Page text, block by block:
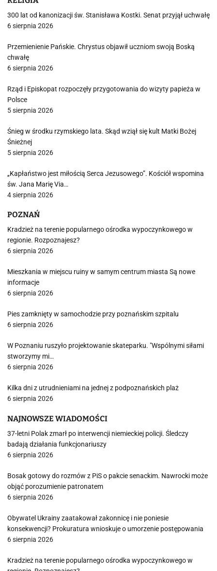
300 lat od kanonizacji św. Stanisława Kostki. Senat przyjął uchwałę
6 sierpnia 2026
Przemienienie Pańskie. Chrystus objawił uczniom swoją Boską
chwałę
6 sierpnia 2026
Rząd i Episkopat rozpoczęły przygotowania do wizyty papieża w
Polsce
5 sierpnia 2026
Śnieg w środku rzymskiego lata. Skąd wziął się kult Matki Bożej
Śnieżnej
5 sierpnia 2026
„Kapłaństwo jest miłością Serca Jezusowego”. Kościół wspomina
św. Jana Marię Via…
4 sierpnia 2026
POZNAŃ
Kradzież na terenie popularnego ośrodka wypoczynkowego w
regionie. Rozpoznajesz?
6 sierpnia 2026
Mieszkania w miejscu ruiny w samym centrum miasta Są nowe
informacje
6 sierpnia 2026
Pies zamknięty w samochodzie przy poznańskim szpitalu
6 sierpnia 2026
W Poznaniu ruszyło projektowanie skateparku. "Wspólnymi siłami
stworzymy mi…
6 sierpnia 2026
Kilka dni z utrudnieniami na jednej z podpoznańskich plaż
6 sierpnia 2026
NAJNOWSZE WIADOMOŚCI
37-letni Polak zmarł po interwencji niemieckiej policji. Śledczy
badają działania funkcjonariuszy
6 sierpnia 2026
Bosak gotowy do rozmów z PiS o pakcie senackim. Nawrocki może
objąć porozumienie patronatem
6 sierpnia 2026
Obywatel Ukrainy zaatakował zakonnicę i nie poniesie
konsekwencji? Prokuratura wnioskuje o umorzenie postępowania
6 sierpnia 2026
Kradzież na terenie popularnego ośrodka wypoczynkowego w